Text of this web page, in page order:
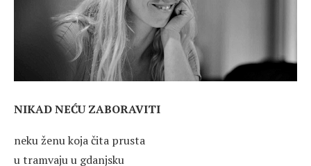
NIKAD NEĆU ZABORAVITI
neku ženu koja čita prusta
u tramvaju u gdanjsku